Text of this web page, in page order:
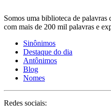
Somos uma biblioteca de
com mais de 200 mil palavras e
Sinônimos
Destaque do dia
Antônimos
Blog
Nomes
Redes sociais: